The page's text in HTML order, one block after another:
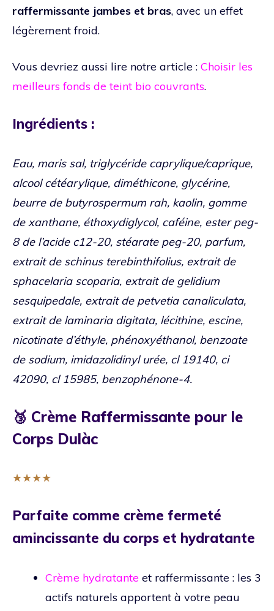
raffermissante jambes et bras, avec un effet
légèrement froid.
Vous devriez aussi lire notre article : Choisir les
meilleurs fonds de teint bio couvrants.
Ingrédients :
Eau, maris sal, triglycéride caprylique/caprique,
alcool cétéarylique, diméthicone, glycérine,
beurre de butyrospermum rah, kaolin, gomme
de xanthane, éthoxydiglycol, caféine, ester peg-
8 de l’acide c12-20, stéarate peg-20, parfum,
extrait de schinus terebinthifolius, extrait de
sphacelaria scoparia, extrait de gelidium
sesquipedale, extrait de petvetia canaliculata,
extrait de laminaria digitata, lécithine, escine,
nicotinate d’éthyle, phénoxyéthanol, benzoate
de sodium, imidazolidinyl urée, cl 19140, ci
42090, cl 15985, benzophénone-4.
🥉 Crème Raffermissante pour le
Corps Dulàc
★★★★
Parfaite comme crème fermeté
amincissante du corps et hydratante
Crème hydratante et raffermissante : les 3
actifs naturels apportent à votre peau